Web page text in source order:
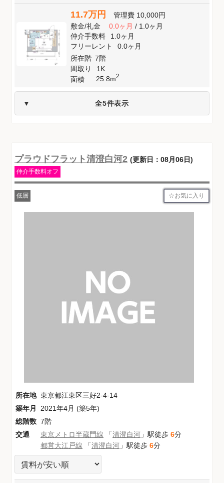
11.7万円 管理費 10,000円
敷金/礼金 0.0ヶ月/ 1.0ヶ月
仲介手数料
1.0ヶ月
フリーレント
0.0ヶ月
所在階 7階
間取り
1K
面積
25.8m2
全5件表示
プラウドフラット清澄白河2 (更新日：08月06日)
仲介手数料オフ
低層 お気に入り
所在地 東京都江東区三好2-4-14
築年月
2021年4月 (築5年)
総階数 7階
交通
東京メトロ半蔵門線 「清澄白河 」駅徒歩 6分
都営大江戸線 「清澄白河 」駅徒歩 6分